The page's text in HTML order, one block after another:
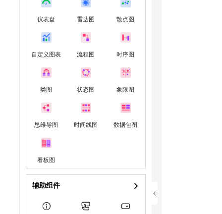
仪表盘 雷达图 散点图
自定义图表 流程图 时序图
类图 状态图 象限图
思维导图 时间线图 数据包图
看板图
辅助组件